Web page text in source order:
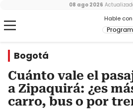
Hable
08 ago 2026
Bogotá
Cuánto vale el
a Zipaquirá: ¿es
carro, bus o por